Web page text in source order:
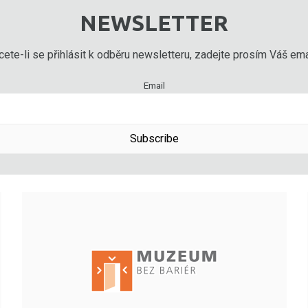
NEWSLETTER
li se přihlásit k odběru newsletteru, zadejte prosím Váš
Email
Subscribe